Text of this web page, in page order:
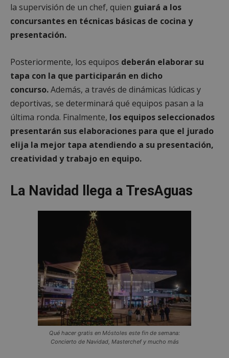
la supervisión de un chef, quien guiará a los
concursantes en técnicas básicas de cocina y
presentación.
Posteriormente, los equipos deberán elaborar su
tapa con la que participarán en dicho
concurso.Además, a través de dinámicas lúdicas y
deportivas, se determinará qué equipos pasan a la
última ronda. Finalmente, los equipos seleccionados
presentarán sus elaboraciones para que el jurado
elija la mejor tapa atendiendo a su presentación,
creatividad y trabajo en equipo.
La Navidad llega a TresAguas
Qué hacer gratis en Móstoles este fin de semana:
Concierto de Navidad, Masterchef y mucho más
Cookies de
preferencias
Cookies no clasificadas
Cookies estrictamente necesarias
Cookies de rendimiento
Cookies de funcionalidad
Las cookies estrictamente necesarias permiten la
funcionalidad principal del sitio web, como el
inicio de sesión de usuario y la gestión de cuentas.
El sitio web no se puede utilizar correctamente sin
las cookies estrictamente necesarias.
Nombre
Proveedor/
Dominio
__cf_bm
Cloudflare Inc.
.x.com